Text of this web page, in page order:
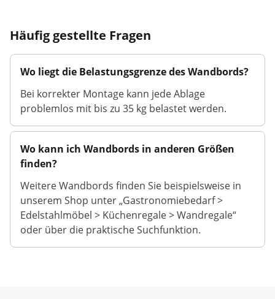
Häufig gestellte Fragen
Wo liegt die Belastungsgrenze des Wandbords?
Bei korrekter Montage kann jede Ablage
problemlos mit bis zu 35 kg belastet werden.
Wo kann ich Wandbords in anderen Größen
finden?
Weitere Wandbords finden Sie beispielsweise in
unserem Shop unter „Gastronomiebedarf >
Edelstahlmöbel > Küchenregale > Wandregale“
oder über die praktische Suchfunktion.